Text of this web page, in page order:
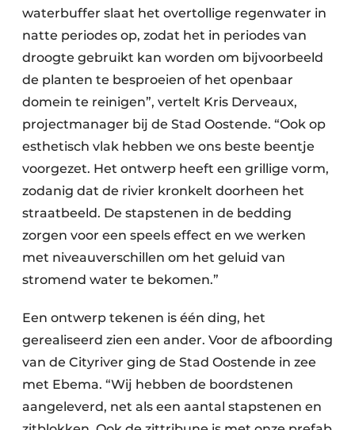
waterbuffer slaat het overtollige regenwater in
natte periodes op, zodat het in periodes van
droogte gebruikt kan worden om bijvoorbeeld
de planten te besproeien of het openbaar
domein te reinigen”, vertelt Kris Derveaux,
projectmanager bij de Stad Oostende. “Ook op
esthetisch vlak hebben we ons beste beentje
voorgezet. Het ontwerp heeft een grillige vorm,
zodanig dat de rivier kronkelt doorheen het
straatbeeld. De stapstenen in de bedding
zorgen voor een speels effect en we werken
met niveauverschillen om het geluid van
stromend water te bekomen.”
Een ontwerp tekenen is één ding, het
gerealiseerd zien een ander. Voor de afboording
van de Cityriver ging de Stad Oostende in zee
met Ebema. “Wij hebben de boordstenen
aangeleverd, net als een aantal stapstenen en